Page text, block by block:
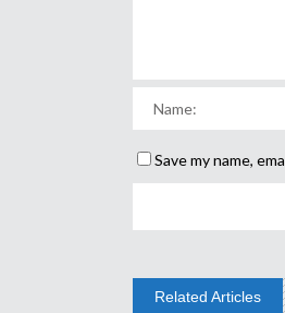
Save my name,
Related Articles